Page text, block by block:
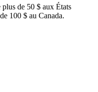
de 50 $ aux États
100 $ au Canada.